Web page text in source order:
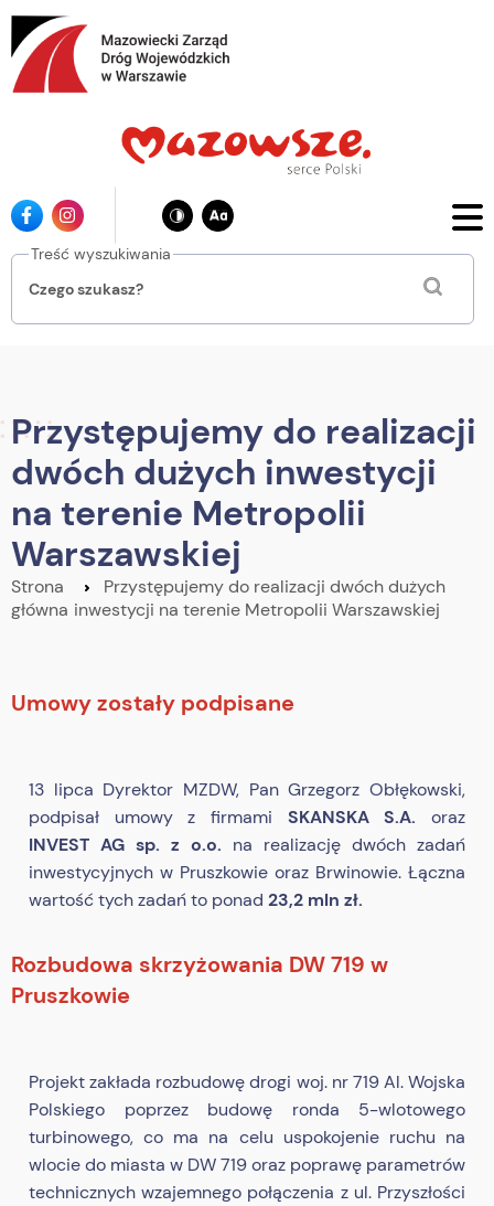
Przejdź
do
głównej
treści
Ikona
facebook
Ikona
instagrama
Treść wyszukiwania
Przystępujemy do realizacji
dwóch dużych inwestycji
na terenie Metropolii
Warszawskiej
Strona
główna
Przystępujemy do realizacji dwóch dużych
inwestycji na terenie Metropolii Warszawskiej
Umowy zostały podpisane
13 lipca Dyrektor MZDW, Pan Grzegorz Obłękowski,
podpisał umowy z firmami SKANSKA S.A. oraz
INVEST AG sp. z o.o. na realizację dwóch zadań
inwestycyjnych w Pruszkowie oraz Brwinowie. Łączna
wartość tych zadań to ponad 23,2 mln zł.
Rozbudowa skrzyżowania DW 719 w
Pruszkowie
Projekt zakłada rozbudowę drogi woj. nr 719 Al. Wojska
Polskiego poprzez budowę ronda 5-wlotowego
turbinowego, co ma na celu uspokojenie ruchu na
wlocie do miasta w DW 719 oraz poprawę parametrów
technicznych wzajemnego połączenia z ul. Przyszłości